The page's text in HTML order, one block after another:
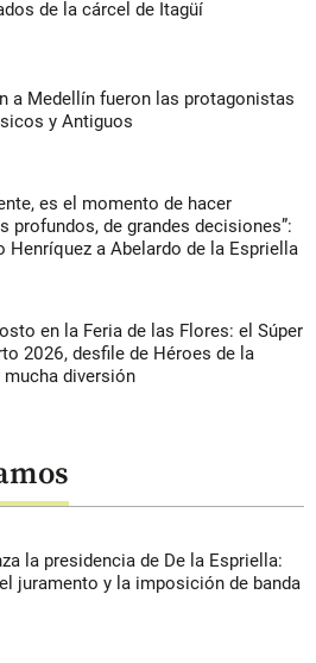
de la cárcel de Itagüí
a Medellín fueron las protagonistas
y Antiguos
es el momento de hacer
profundos, de grandes decisiones”:
Henríquez a Abelardo de la Espriella
en la Feria de las Flores: el Súper
2026, desfile de Héroes de la
mucha diversión
la presidencia de De la Espriella:
juramento y la imposición de banda